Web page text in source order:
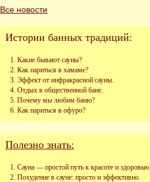
Все новости
Истории банных традиций:
Какие бывают сауны?
Как париться в хамаме?
Эффект от инфракрасной сауны.
Отдых в общественной бане.
Почему мы любим баню?
Как париться в офуро?
Полезно знать:
Сауна — простой путь к красоте и здоровью
Похудение в сауне: просто и эффективно